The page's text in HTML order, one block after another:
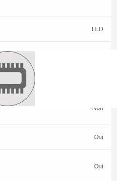
LED
Non
Oui
Oui